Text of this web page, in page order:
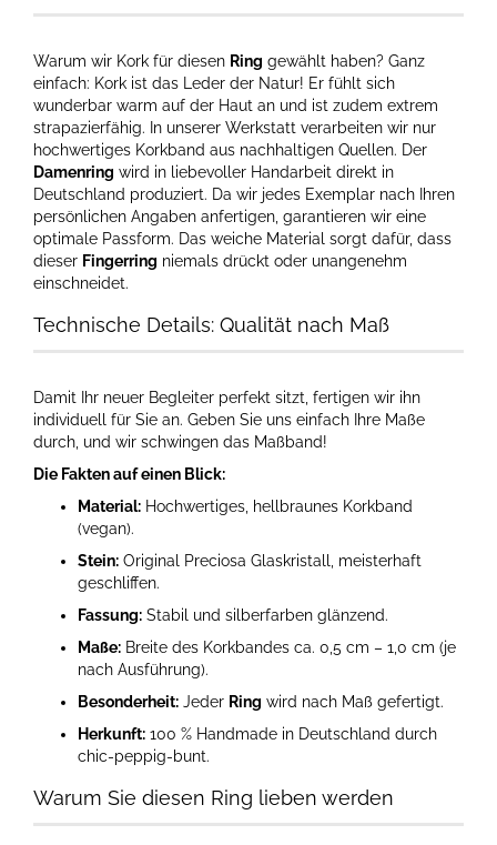
Warum wir Kork für diesen Ring gewählt haben? Ganz
einfach: Kork ist das Leder der Natur! Er fühlt sich
wunderbar warm auf der Haut an und ist zudem extrem
strapazierfähig. In unserer Werkstatt verarbeiten wir nur
hochwertiges Korkband aus nachhaltigen Quellen. Der
Damenring wird in liebevoller Handarbeit direkt in
Deutschland produziert. Da wir jedes Exemplar nach Ihren
persönlichen Angaben anfertigen, garantieren wir eine
optimale Passform. Das weiche Material sorgt dafür, dass
dieser Fingerring niemals drückt oder unangenehm
einschneidet.
Technische Details: Qualität nach Maß
Damit Ihr neuer Begleiter perfekt sitzt, fertigen wir ihn
individuell für Sie an. Geben Sie uns einfach Ihre Maße
durch, und wir schwingen das Maßband!
Die Fakten auf einen Blick:
Material: Hochwertiges, hellbraunes Korkband
(vegan).
Stein: Original Preciosa Glaskristall, meisterhaft
geschliffen.
Fassung: Stabil und silberfarben glänzend.
Maße: Breite des Korkbandes ca. 0,5 cm – 1,0 cm (je
nach Ausführung).
Besonderheit: Jeder Ring wird nach Maß gefertigt.
Herkunft: 100 % Handmade in Deutschland durch
chic-peppig-bunt.
Warum Sie diesen Ring lieben werden